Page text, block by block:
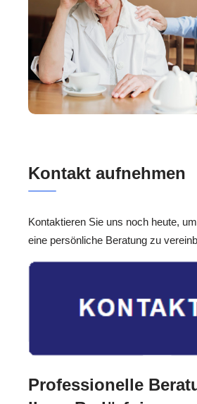
Kontakt aufnehmen
Kontaktieren Sie uns noch heute,
eine persönliche Beratung zu
Professionelle